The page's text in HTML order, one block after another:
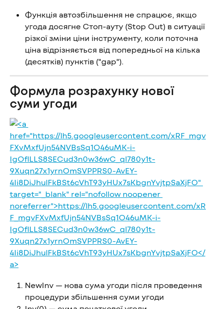
Функція автозбільшення не спрацює, якщо
угода досягне Стоп-ауту (Stop Out) в ситуації
різкої зміни ціни інструменту, коли поточна
ціна відрізняється від попередньої на кілька
(десятків) пунктів ("gap").
Формула розрахунку нової
суми угоди
NewInv — нова сума угоди після проведення
процедури збільшення суми угоди